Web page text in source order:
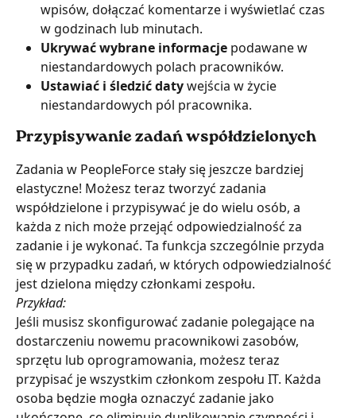
wpisów, dołączać komentarze i wyświetlać czas
w godzinach lub minutach.
Ukrywać wybrane informacje podawane w
niestandardowych polach pracowników.
Ustawiać i śledzić daty wejścia w życie
niestandardowych pól pracownika.
Przypisywanie zadań współdzielonych
Zadania w PeopleForce stały się jeszcze bardziej
elastyczne! Możesz teraz tworzyć zadania
współdzielone i przypisywać je do wielu osób, a
każda z nich może przejąć odpowiedzialność za
zadanie i je wykonać. Ta funkcja szczególnie przyda
się w przypadku zadań, w których odpowiedzialność
jest dzielona między członkami zespołu.
Przykład:
Jeśli musisz skonfigurować zadanie polegające na
dostarczeniu nowemu pracownikowi zasobów,
sprzętu lub oprogramowania, możesz teraz
przypisać je wszystkim członkom zespołu IT. Każda
osoba będzie mogła oznaczyć zadanie jako